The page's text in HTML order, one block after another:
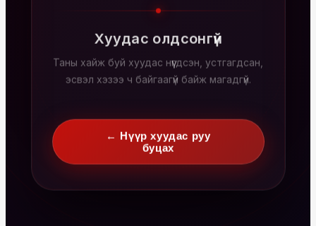
Хуудас олдсонгүй
Таны хайж буй хуудас нүүгдсэн, устгагдсан,
эсвэл хэзээ ч байгаагүй байж магадгүй.
← Нүүр хуудас руу
буцах